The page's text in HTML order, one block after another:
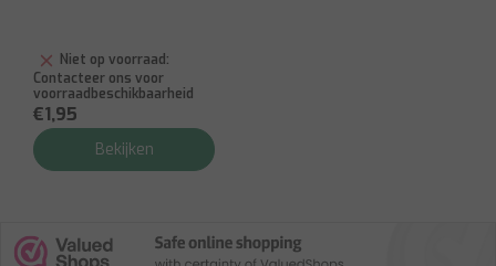
Niet op voorraad:
Contacteer ons voor
voorraadbeschikbaarheid
€1,95
Bekijken